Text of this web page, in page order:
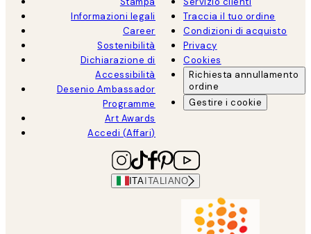
Informazioni legali
Career
Sostenibilità
Dichiarazione di
Accessibilità
Desenio Ambassador
Programme
Art Awards
Accedi (Affari)
Traccia il tuo ordine
Condizioni di acquisto
Privacy
Cookies
Richiesta annullamento
ordine
Gestire i cookie
ITA ITALIANO